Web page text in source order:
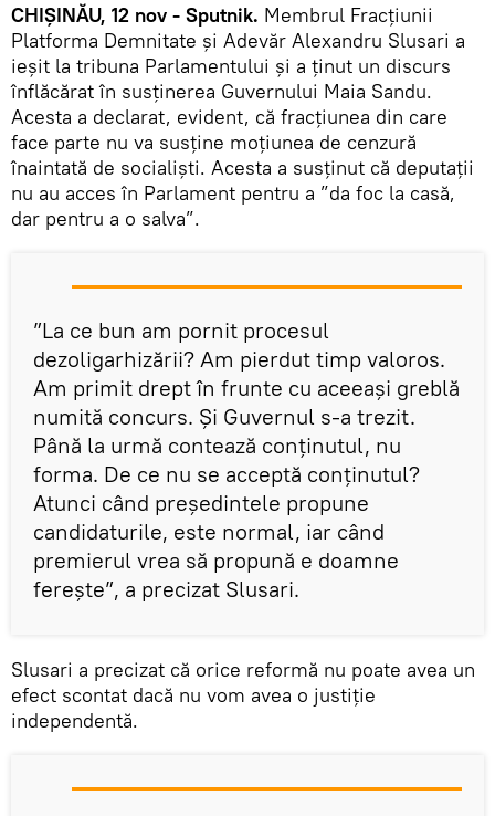
CHIȘINĂU, 12 nov - Sputnik. Membrul Fracțiunii
Platforma Demnitate și Adevăr Alexandru Slusari a
ieșit la tribuna Parlamentului și a ținut un discurs
înflăcărat în susținerea Guvernului Maia Sandu.
Acesta a declarat, evident, că fracțiunea din care
face parte nu va susține moțiunea de cenzură
înaintată de socialiști. Acesta a susținut că deputații
nu au acces în Parlament pentru a ”da foc la casă,
dar pentru a o salva”.
”La ce bun am pornit procesul
dezoligarhizării? Am pierdut timp valoros.
Am primit drept în frunte cu aceeaşi greblă
numită concurs. Şi Guvernul s-a trezit.
Până la urmă contează conţinutul, nu
forma. De ce nu se acceptă conţinutul?
Atunci când preşedintele propune
candidaturile, este normal, iar când
premierul vrea să propună e doamne
fereşte”, a precizat Slusari.
Slusari a precizat că orice reformă nu poate avea un
efect scontat dacă nu vom avea o justiție
independentă.